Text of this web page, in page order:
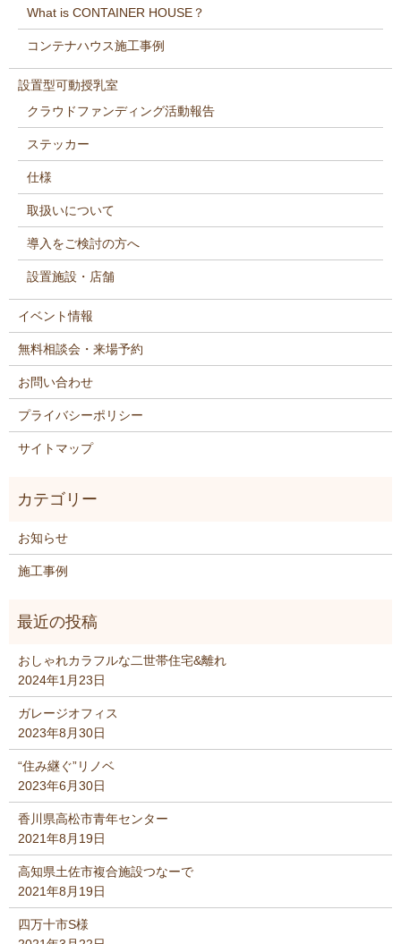
What is CONTAINER HOUSE？
コンテナハウス施工事例
設置型可動授乳室
クラウドファンディング活動報告
ステッカー
仕様
取扱いについて
導入をご検討の方へ
設置施設・店舗
イベント情報
無料相談会・来場予約
お問い合わせ
プライバシーポリシー
サイトマップ
お知らせ
施工事例
おしゃれカラフルな二世帯住宅&離れ
2024年1月23日
ガレージオフィス
2023年8月30日
“住み継ぐ”リノベ
2023年6月30日
香川県高松市青年センター
2021年8月19日
高知県土佐市複合施設つなーで
2021年8月19日
四万十市S様